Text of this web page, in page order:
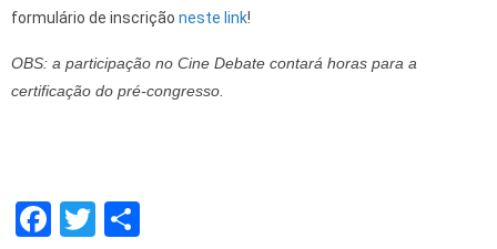
formulário de inscrição neste link!
OBS: a participação no Cine Debate contará horas para a
certificação do pré-congresso.
F
T